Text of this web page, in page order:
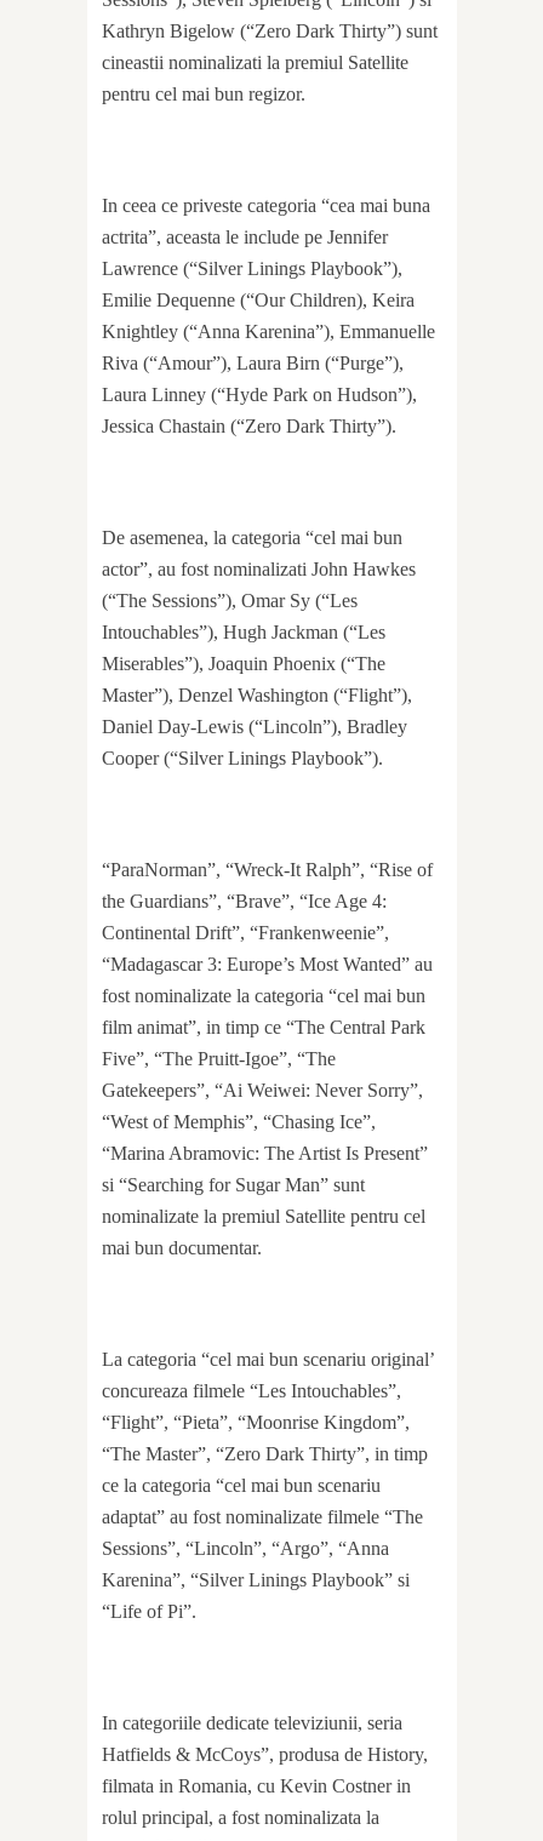
Kathryn Bigelow (“Zero Dark Thirty”) sunt
cineastii nominalizati la premiul Satellite
pentru cel mai bun regizor.
In ceea ce priveste categoria “cea mai buna
actrita”, aceasta le include pe Jennifer
Lawrence (“Silver Linings Playbook”),
Emilie Dequenne (“Our Children), Keira
Knightley (“Anna Karenina”), Emmanuelle
Riva (“Amour”), Laura Birn (“Purge”),
Laura Linney (“Hyde Park on Hudson”),
Jessica Chastain (“Zero Dark Thirty”).
De asemenea, la categoria “cel mai bun
actor”, au fost nominalizati John Hawkes
(“The Sessions”), Omar Sy (“Les
Intouchables”), Hugh Jackman (“Les
Miserables”), Joaquin Phoenix (“The
Master”), Denzel Washington (“Flight”),
Daniel Day-Lewis (“Lincoln”), Bradley
Cooper (“Silver Linings Playbook”).
“ParaNorman”, “Wreck-It Ralph”, “Rise of
the Guardians”, “Brave”, “Ice Age 4:
Continental Drift”, “Frankenweenie”,
“Madagascar 3: Europe’s Most Wanted” au
fost nominalizate la categoria “cel mai bun
film animat”, in timp ce “The Central Park
Five”, “The Pruitt-Igoe”, “The
Gatekeepers”, “Ai Weiwei: Never Sorry”,
“West of Memphis”, “Chasing Ice”,
“Marina Abramovic: The Artist Is Present”
si “Searching for Sugar Man” sunt
nominalizate la premiul Satellite pentru cel
mai bun documentar.
La categoria “cel mai bun scenariu original’
concureaza filmele “Les Intouchables”,
“Flight”, “Pieta”, “Moonrise Kingdom”,
“The Master”, “Zero Dark Thirty”, in timp
ce la categoria “cel mai bun scenariu
adaptat” au fost nominalizate filmele “The
Sessions”, “Lincoln”, “Argo”, “Anna
Karenina”, “Silver Linings Playbook” si
“Life of Pi”.
In categoriile dedicate televiziunii, seria
Hatfields & McCoys”, produsa de History,
filmata in Romania, cu Kevin Costner in
rolul principal, a fost nominalizata la